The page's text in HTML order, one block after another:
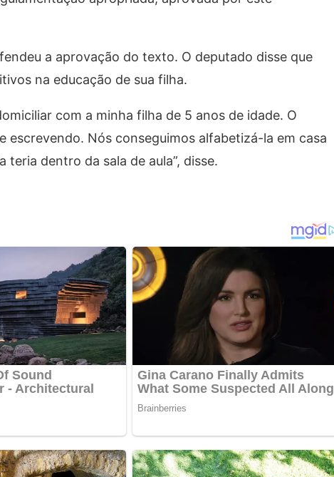
a aprovação do texto. O deputado disse que
na educação de sua filha.
com a minha filha de 5 anos de idade. O
escrevendo. Nós conseguimos alfabetizá-la em casa
dentro da sala de aula”, disse.